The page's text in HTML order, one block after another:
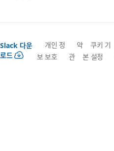
Slack 다운
로드
개인 정
보 보호
약
관
쿠키 기
본 설정